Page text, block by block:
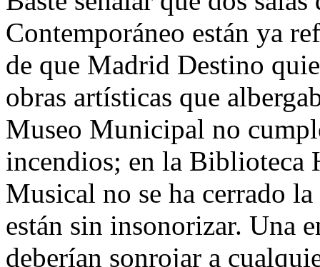
Contemporáneo están ya
de que Madrid Destino
obras artísticas que
Museo Municipal no
incendios; en la Biblioteca
Musical no se ha cerrado
están sin insonorizar. Una
deberían sonrojar a